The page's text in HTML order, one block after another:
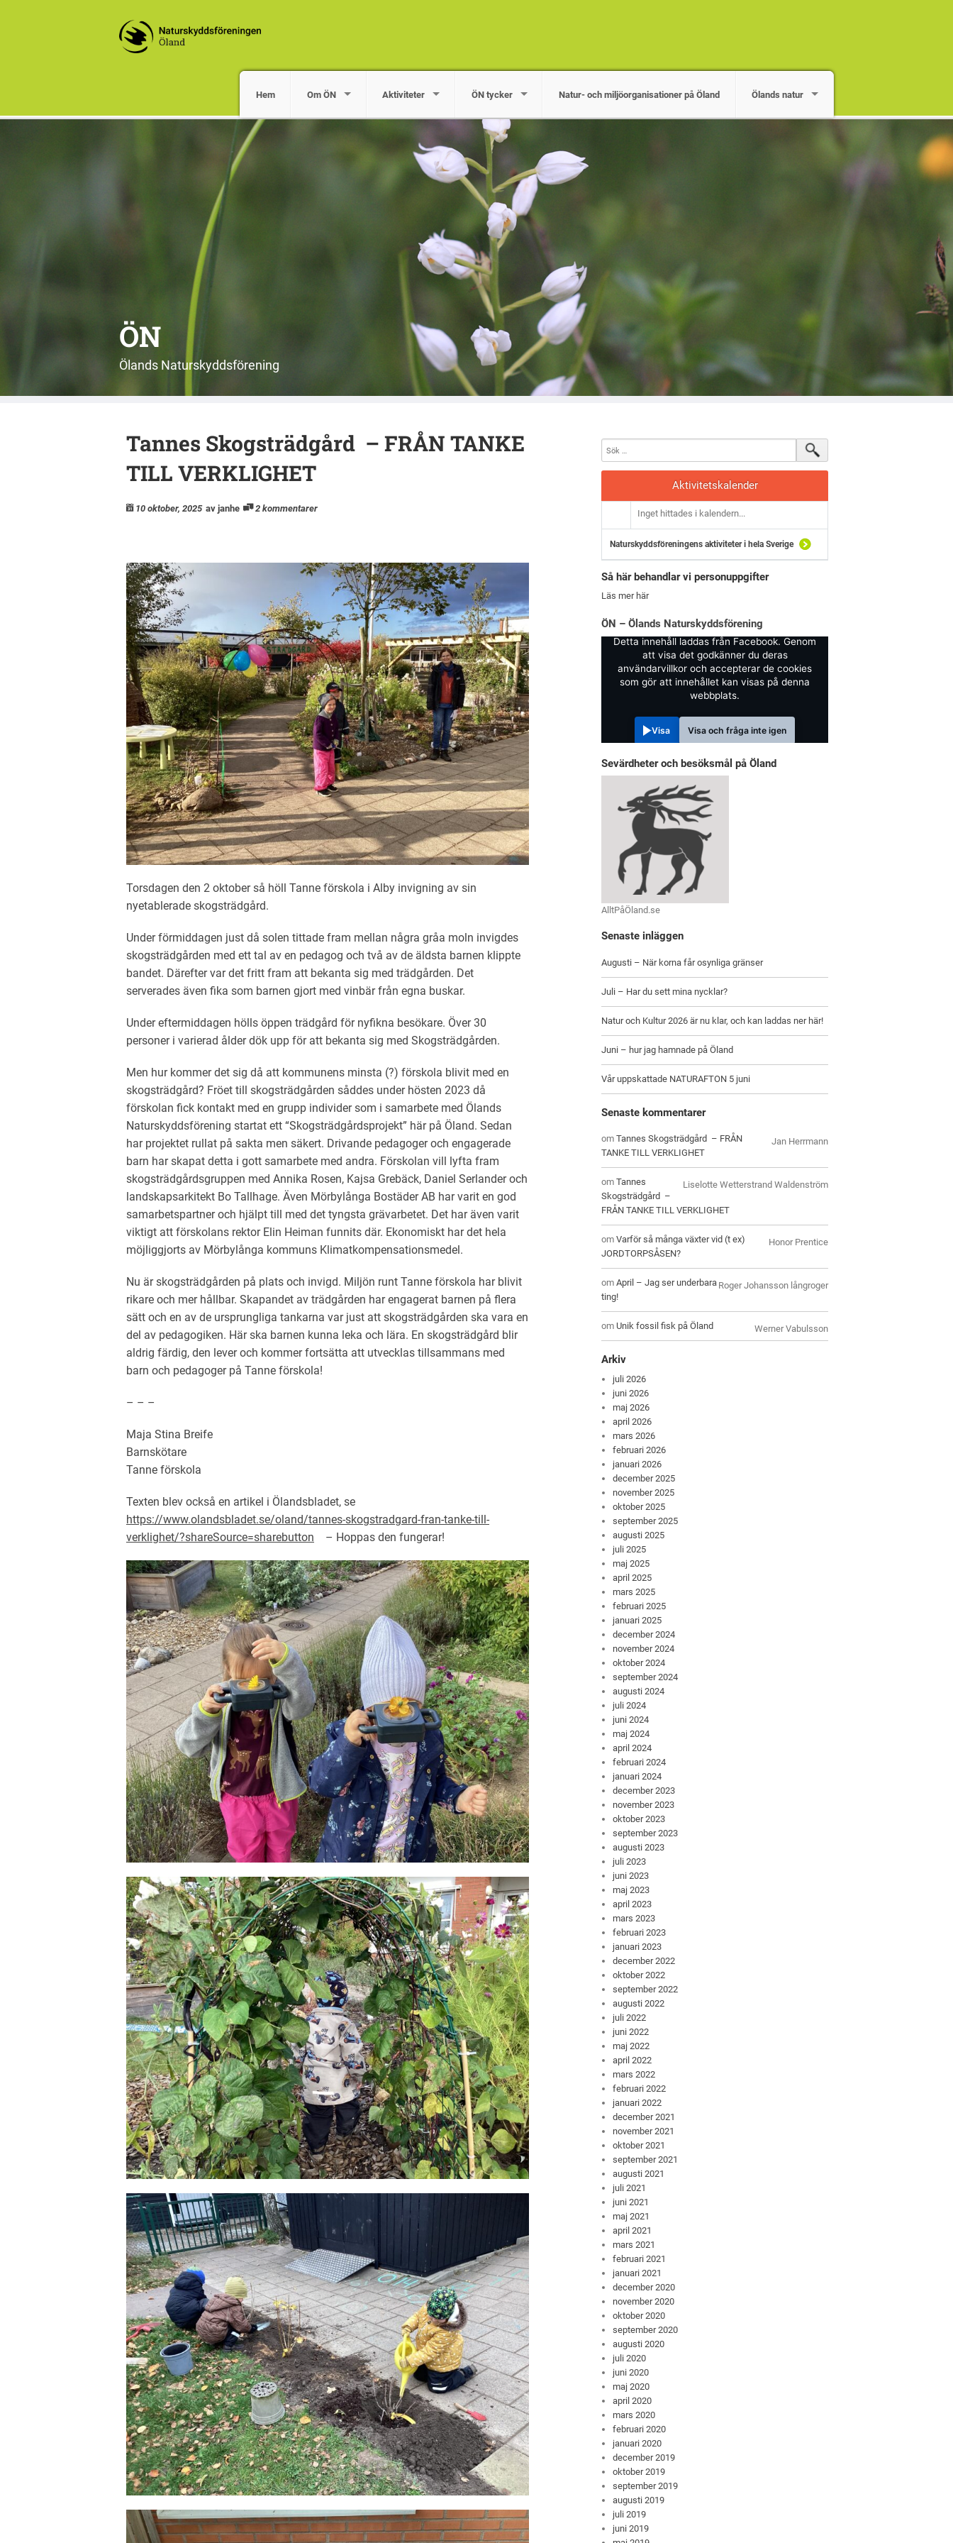
Hem Om ÖN Aktiviteter ÖN tycker Natur- och miljöorganisationer på Öland Ölands natur
ÖN
Ölands Naturskyddsförening
Tannes Skogsträdgård – FRÅN TANKE
TILL VERKLIGHET
10 oktober, 2025 av janhe 2 kommentarer
Torsdagen den 2 oktober så höll Tanne förskola i Alby invigning av sin
nyetablerade skogsträdgård.
Under förmiddagen just då solen tittade fram mellan några gråa moln invigdes
skogsträdgården med ett tal av en pedagog och två av de äldsta barnen klippte
bandet. Därefter var det fritt fram att bekanta sig med trädgården. Det
serverades även fika som barnen gjort med vinbär från egna buskar.
Under eftermiddagen hölls öppen trädgård för nyfikna besökare. Över 30
personer i varierad ålder dök upp för att bekanta sig med Skogsträdgården.
Men hur kommer det sig då att kommunens minsta (?) förskola blivit med en
skogsträdgård? Fröet till skogsträdgården såddes under hösten 2023 då
förskolan fick kontakt med en grupp individer som i samarbete med Ölands
Naturskyddsförening startat ett “Skogsträdgårdsprojekt” här på Öland. Sedan
har projektet rullat på sakta men säkert. Drivande pedagoger och engagerade
barn har skapat detta i gott samarbete med andra. Förskolan vill lyfta fram
skogsträdgårdsgruppen med Annika Rosen, Kajsa Grebäck, Daniel Serlander och
landskapsarkitekt Bo Tallhage. Även Mörbylånga Bostäder AB har varit en god
samarbetspartner och hjälpt till med det tyngsta grävarbetet. Det har även varit
viktigt att förskolans rektor Elin Heiman funnits där. Ekonomiskt har det hela
möjliggjorts av Mörbylånga kommuns Klimatkompensationsmedel.
Nu är skogsträdgården på plats och invigd. Miljön runt Tanne förskola har blivit
rikare och mer hållbar. Skapandet av trädgården har engagerat barnen på flera
sätt och en av de ursprungliga tankarna var just att skogsträdgården ska vara en
del av pedagogiken. Här ska barnen kunna leka och lära. En skogsträdgård blir
aldrig färdig, den lever och kommer fortsätta att utvecklas tillsammans med
barn och pedagoger på Tanne förskola!
– – –
Maja Stina Breife
Barnskötare
Tanne förskola
Texten blev också en artikel i Ölandsbladet, se
https://www.olandsbladet.se/oland/tannes-skogstradgard-fran-tanke-till-
verklighet/?shareSource=sharebutton – Hoppas den fungerar!
Aktivitetskalender
Inget hittades i kalendern...
Naturskyddsföreningens aktiviteter i hela Sverige
Så här behandlar vi personuppgifter
Läs mer här
ÖN – Ölands Naturskyddsförening
Detta innehåll laddas från Facebook. Genom
att visa det godkänner du deras
användarvillkor och accepterar de cookies
som gör att innehållet kan visas på denna
webbplats.
Visa Visa och fråga inte igen
Sevärdheter och besöksmål på Öland
AlltPåÖland.se
Senaste inläggen
Augusti – När korna får osynliga gränser
Juli – Har du sett mina nycklar?
Natur och Kultur 2026 är nu klar, och kan laddas ner här!
Juni – hur jag hamnade på Öland
Vår uppskattade NATURAFTON 5 juni
Senaste kommentarer
Jan Herrmann
omTannes Skogsträdgård – FRÅN
TANKE TILL VERKLIGHET
Liselotte Wetterstrand Waldenström
omTannes
Skogsträdgård –
FRÅN TANKE TILL VERKLIGHET
Honor Prentice
omVarför så många växter vid (t ex)
JORDTORPSÅSEN?
Roger Johansson långroger
omApril – Jag ser underbara
ting!
Werner Vabulsson
om Unik fossil fisk på Öland
Arkiv
juli 2026
juni 2026
maj 2026
april 2026
mars 2026
februari 2026
januari 2026
december 2025
november 2025
oktober 2025
september 2025
augusti 2025
juli 2025
maj 2025
april 2025
mars 2025
februari 2025
januari 2025
december 2024
november 2024
oktober 2024
september 2024
augusti 2024
juli 2024
juni 2024
maj 2024
april 2024
februari 2024
januari 2024
december 2023
november 2023
oktober 2023
september 2023
augusti 2023
juli 2023
juni 2023
maj 2023
april 2023
mars 2023
februari 2023
januari 2023
december 2022
oktober 2022
september 2022
augusti 2022
juli 2022
juni 2022
maj 2022
april 2022
mars 2022
februari 2022
januari 2022
december 2021
november 2021
oktober 2021
september 2021
augusti 2021
juli 2021
juni 2021
maj 2021
april 2021
mars 2021
februari 2021
januari 2021
december 2020
november 2020
oktober 2020
september 2020
augusti 2020
juli 2020
juni 2020
maj 2020
april 2020
mars 2020
februari 2020
januari 2020
december 2019
oktober 2019
september 2019
augusti 2019
juli 2019
juni 2019